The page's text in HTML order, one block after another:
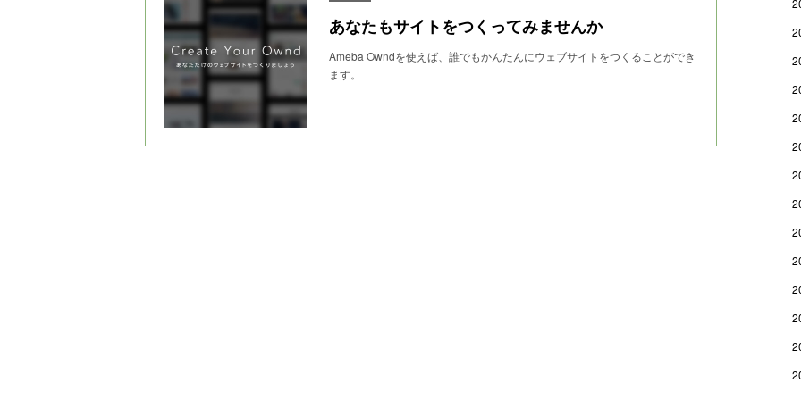
あなたもサイトをつくってみませんか
Ameba Owndを使えば、誰でもかんたんにウェブサイトをつくることができ
ます。